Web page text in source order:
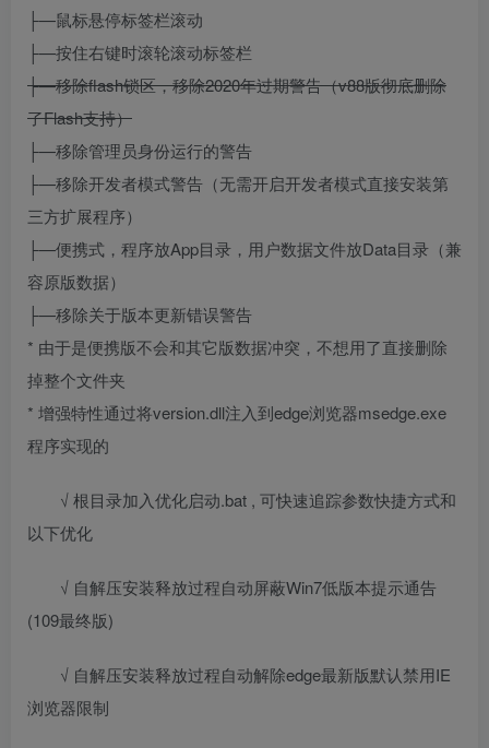
├—鼠标悬停标签栏滚动
├—按住右键时滚轮滚动标签栏
├—移除flash锁区，移除2020年过期警告（v88版彻底删除
了Flash支持）
├—移除管理员身份运行的警告
├—移除开发者模式警告（无需开启开发者模式直接安装第
三方扩展程序）
├—便携式，程序放App目录，用户数据文件放Data目录（兼
容原版数据）
├—移除关于版本更新错误警告
* 由于是便携版不会和其它版数据冲突，不想用了直接删除
掉整个文件夹
* 增强特性通过将version.dll注入到edge浏览器msedge.exe
程序实现的
√ 根目录加入优化启动.bat , 可快速追踪参数快捷方式和
以下优化
√ 自解压安装释放过程自动屏蔽Win7低版本提示通告
(109最终版)
√ 自解压安装释放过程自动解除edge最新版默认禁用IE
浏览器限制